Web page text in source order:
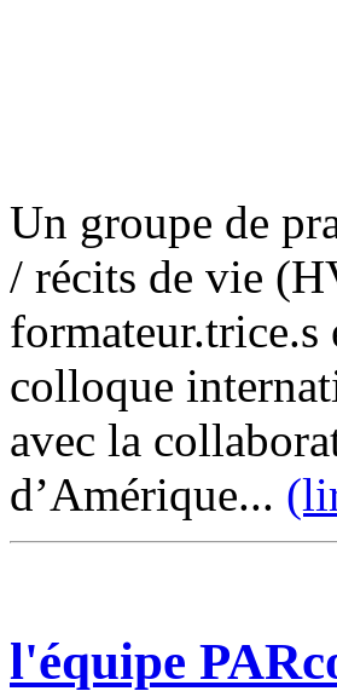
Un groupe de
/ récits de vie
formateur.trice.s
colloque
avec la
d’Amérique...
l'équipe